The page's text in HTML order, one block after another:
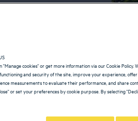
الفنادق في
"Manage cookies" or get more information via our Cookie Policy.
and security of the site, improve your experience,
measurements to evaluate their performance, and share
or set your preferences by cookie purpose. By selecting